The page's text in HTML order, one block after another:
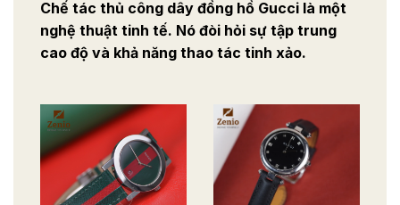
Chế tác thủ công dây đồng hồ Gucci là một
nghệ thuật tinh tế. Nó đòi hỏi sự tập trung
cao độ và khả năng thao tác tinh xảo.